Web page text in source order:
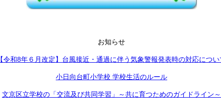
お知らせ
【令和8年６月改定】台風接近・通過に伴う気象警報発表時の対応につい
小日向台町小学校 学校生活のルール
文京区立学校の「交流及び共同学習」～共に育つためのガイドライン～